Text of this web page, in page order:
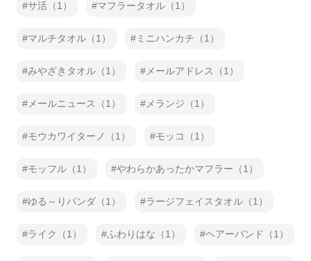
サ活（1） マフラータオル（1）
マルチタオル（1） ミニハンカチ（1）
みやざきタオル（1） メールアドレス（1）
メールニュース（1） メランジ（1）
モウカワイターノ（1） モッコ（1）
モッフル（1） やわらかあったかマフラー（1）
ゆる～りパンダ（1） ラージフェイスタオル（1）
ライク（1） ふわりはな（1） ヘアーバンド（1）